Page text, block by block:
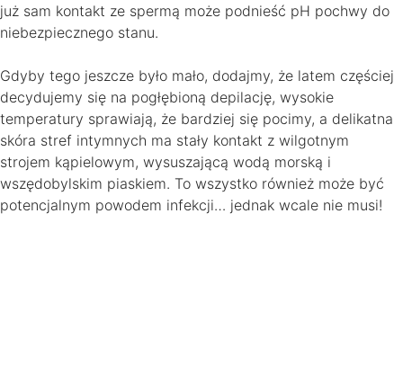
już sam kontakt ze spermą może podnieść pH pochwy do
niebezpiecznego stanu.
Gdyby tego jeszcze było mało, dodajmy, że latem częściej
decydujemy się na pogłębioną depilację, wysokie
temperatury sprawiają, że bardziej się pocimy, a delikatna
skóra stref intymnych ma stały kontakt z wilgotnym
strojem kąpielowym, wysuszającą wodą morską i
wszędobylskim piaskiem. To wszystko również może być
potencjalnym powodem infekcji… jednak wcale nie musi!